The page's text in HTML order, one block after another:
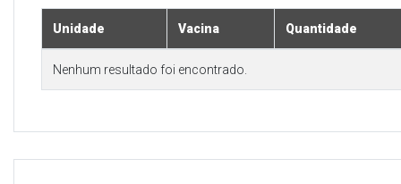
Unidade Vacina Quantidade
Nenhum resultado foi encontrado.